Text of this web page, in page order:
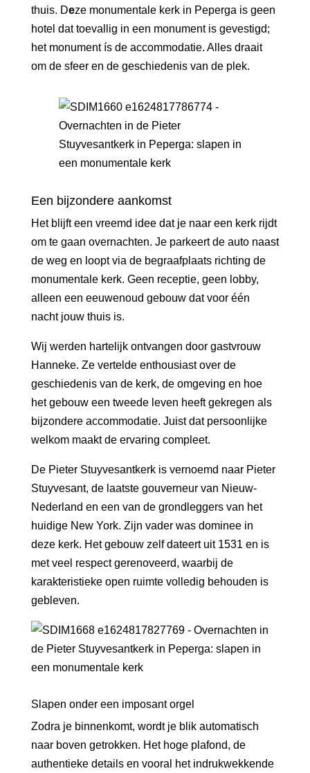
thuis. Deze monumentale kerk in Peperga is geen
hotel dat toevallig in een monument is gevestigd;
het monument ís de accommodatie. Alles draait
om de sfeer en de geschiedenis van de plek.
Een bijzondere aankomst
Het blijft een vreemd idee dat je naar een kerk rijdt
om te gaan overnachten. Je parkeert de auto naast
de weg en loopt via de begraafplaats richting de
monumentale kerk. Geen receptie, geen lobby,
alleen een eeuwenoud gebouw dat voor één
nacht jouw thuis is.
Wij werden hartelijk ontvangen door gastvrouw
Hanneke. Ze vertelde enthousiast over de
geschiedenis van de kerk, de omgeving en hoe
het gebouw een tweede leven heeft gekregen als
bijzondere accommodatie. Juist dat persoonlijke
welkom maakt de ervaring compleet.
De Pieter Stuyvesantkerk is vernoemd naar Pieter
Stuyvesant, de laatste gouverneur van Nieuw-
Nederland en een van de grondleggers van het
huidige New York. Zijn vader was dominee in
deze kerk. Het gebouw zelf dateert uit 1531 en is
met veel respect gerenoveerd, waarbij de
karakteristieke open ruimte volledig behouden is
gebleven.
Slapen onder een imposant orgel
Zodra je binnenkomt, wordt je blik automatisch
naar boven getrokken. Het hoge plafond, de
authentieke details en vooral het indrukwekkende